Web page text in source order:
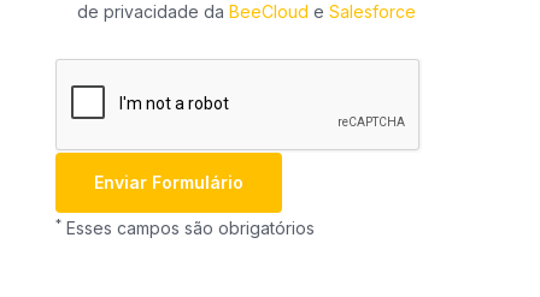
de privacidade daBeeCloud eSalesforce
* Esses campos são obrigatórios